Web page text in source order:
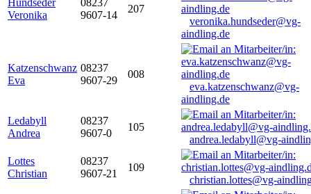
Hundseder
Veronika
08237
9607-14
207
veronika.hundseder@vg-
aindling.de
Katzenschwanz
Eva
08237
9607-29
008
eva.katzenschwanz@vg-
aindling.de
Ledabyll
Andrea
08237
9607-0
105
andrea.ledabyll@vg-
Lottes
Christian
08237
9607-21
109
christian.lottes@vg-